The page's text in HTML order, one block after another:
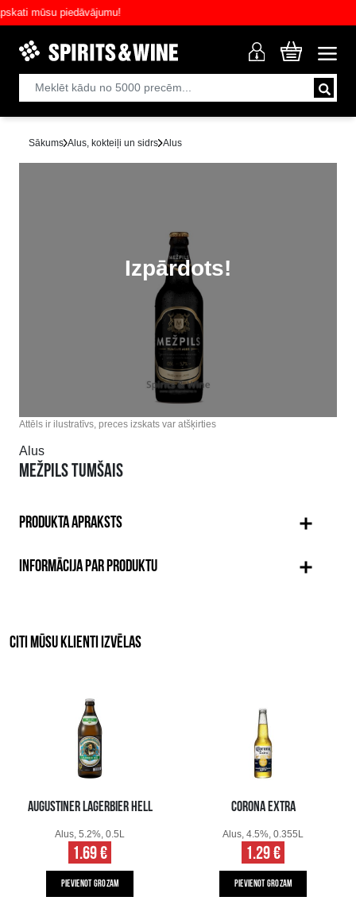
mūsu piedāvājumu!
Sākums Alus, kokteiļi un sidrs Alus
Izpārdots!
Attēls ir ilustratīvs, preces izskats var atšķirties
Alus
MEŽPILS TUMŠAIS
PRODUKTA APRAKSTS
INFORMĀCIJA PAR PRODUKTU
CITI MŪSU KLIENTI IZVĒLAS
AUGUSTINER LAGERBIER HELL
Alus, 5.2%, 0.5L
1.69 €
PIEVIENOT GROZAM
CORONA EXTRA
Alus, 4.5%, 0.355L
1.29 €
PIEVIENOT GROZAM